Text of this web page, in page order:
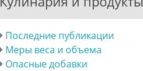
Последние публикации
Меры веса и объема
Опасные добавки